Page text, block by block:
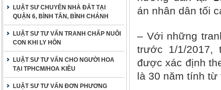
LUẬT SƯ CHUYÊN NHÀ ĐẤT TẠI
QUẬN 6, BÌNH TÂN, BÌNH CHÁNH
LUẬT SƯ TƯ VẤN TRANH CHẤP NUÔI
CON KHI LY HÔN
LUẬT SƯ TƯ VẤN CHO NGƯỜI HOA
TẠI TPHCM/HOA KIỀU
LUẬT SƯ TƯ VẤN ĐƠN PHƯƠNG
án nhân dân tối
– Với những
trước 1/1/2017,
được xác định
là 30 năm tính